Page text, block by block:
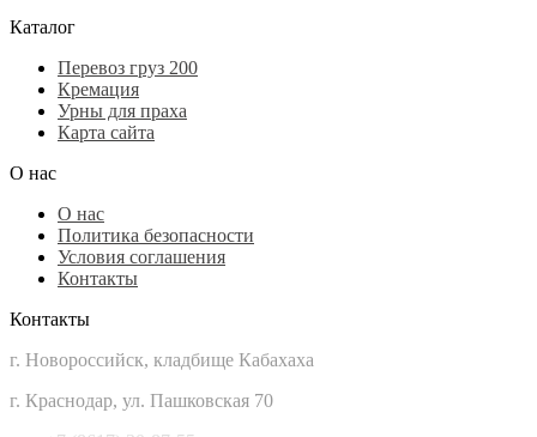
Каталог
Перевоз груз 200
Кремация
Урны для праха
Карта сайта
О нас
О нас
Политика безопасности
Условия соглашения
Контакты
Контакты
г. Новороссийск, кладбище Кабахаха
г. Краснодар, ул. Пашковская 70